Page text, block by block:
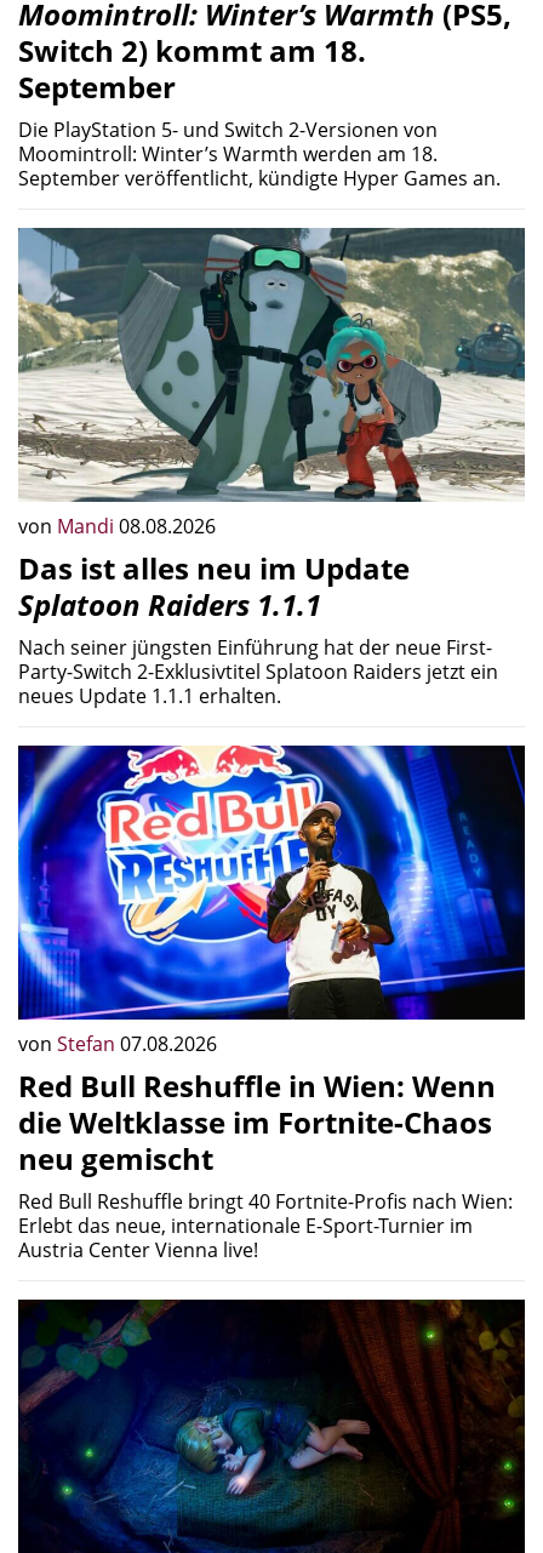
von Mandi08.08.2026
Das ist alles neu im Update
Splatoon Raiders 1.1.1
Nach seiner jüngsten Einführung hat der neue First-
Party-Switch 2-Exklusivtitel Splatoon Raiders jetzt ein
neues Update 1.1.1 erhalten.
vonStefan07.08.2026
Red Bull Reshuffle in Wien: Wenn
die Weltklasse im Fortnite-Chaos
neu gemischt
Red Bull Reshuffle bringt 40 Fortnite-Profis nach Wien:
Erlebt das neue, internationale E-Sport-Turnier im
Austria Center Vienna live!
von Mandi07.08.2026
Nintendo bestätigt: Das sind die
nächsten Spiele mit
Erscheinungsdatum
Als Teil seiner jüngsten Finanzveröffentlichung hat
Nintendo erneut die Release-Fenster für sein
bevorstehendes Line-up bestätigt.